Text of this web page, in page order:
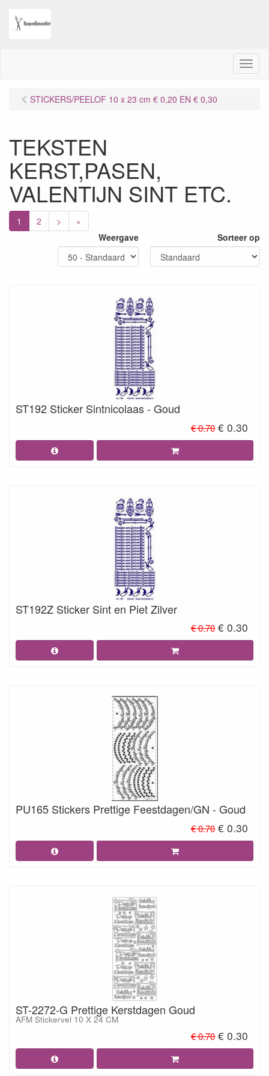
M
e
STICKERS/PEELOF 10 x 23 cm € 0,20 EN € 0,30
TEKSTEN
KERST,PASEN,
VALENTIJN SINT ETC.
1 2 >
»
Weergave
Sorteer op
ST192 Sticker Sintnicolaas - Goud
€ 0.70 € 0.30
ST192Z Sticker Sint en Piet Zilver
€ 0.70 € 0.30
PU165 Stickers Prettige Feestdagen/GN - Goud
€ 0.70 € 0.30
ST-2272-G Prettige Kerstdagen Goud
AFM Stickervel 10 X 24 CM
€ 0.70 € 0.30